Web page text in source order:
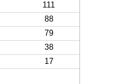
111
88
79
38
17